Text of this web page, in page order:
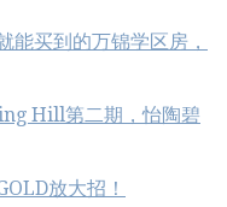
能买到的万锦学区房，
Hill第二期，怡陶碧
放大招！